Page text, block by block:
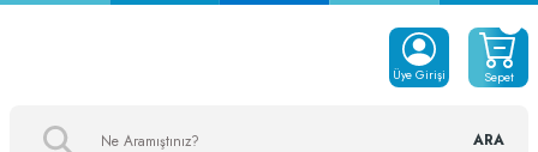
ARA
Üye Girişi Sepet